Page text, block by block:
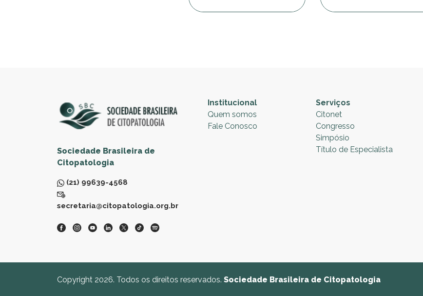
Sociedade Brasileira de
Citopatologia
(21) 99639-4568
secretaria@citopatologia.org.br
Institucional
Quem somos
Fale Conosco
Serviços
Citonet
Congresso
Simpósio
Título de Especialista
Copyright 2026. Todos os direitos reservados. Sociedade Brasileira de Citopatologia